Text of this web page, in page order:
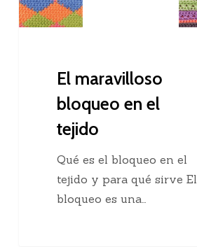
tejido
El maravilloso
bloqueo en el
tejido
Qué es el bloqueo en el
tejido y para qué sirve El
bloqueo es una…